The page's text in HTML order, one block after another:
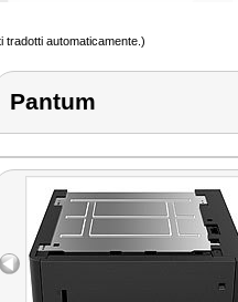
tradotti automaticamente.)
Pantum